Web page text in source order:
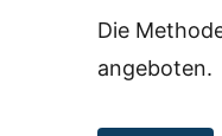
Die
angeboten.